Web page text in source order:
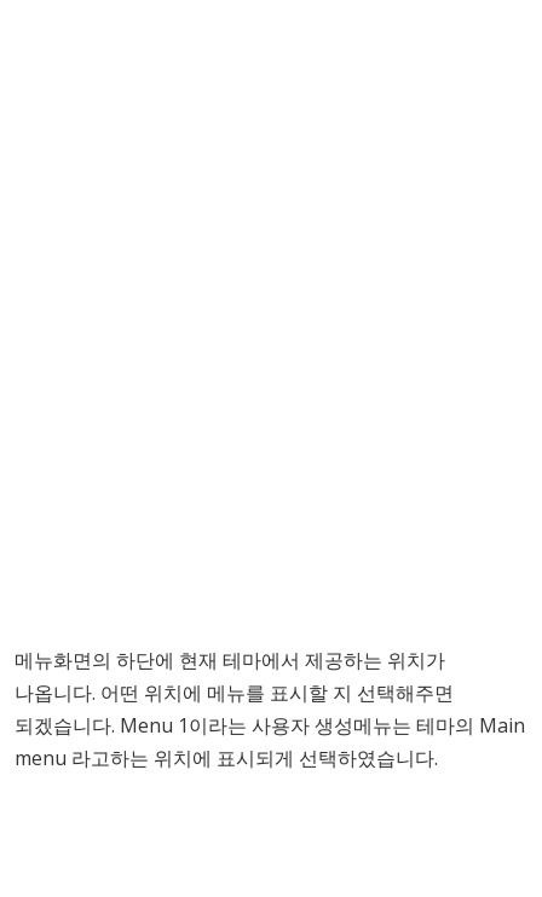
메뉴화면의 하단에 현재 테마에서 제공하는 위치가
나옵니다. 어떤 위치에 메뉴를 표시할 지 선택해주면
되겠습니다. Menu 1이라는 사용자 생성메뉴는 테마의 Main
menu 라고하는 위치에 표시되게 선택하였습니다.